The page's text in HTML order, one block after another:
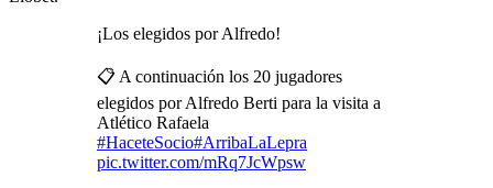
¡Los elegidos por Alfredo!
📋 A continuación los 20 jugadores
elegidos por Alfredo Berti para la visita a
Atlético Rafaela
#HaceteSocio#ArribaLaLepra
pic.twitter.com/mRq7JcWpsw